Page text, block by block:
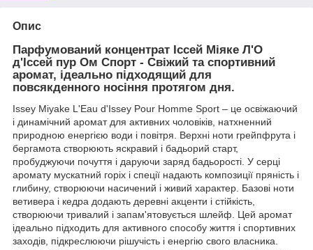
Опис
Парфумований концентрат Іссей Міяке Л'О
д'Іссей пур Ом Спорт - Свіжий та спортивний
аромат, ідеально підходящий для
повсякденного носіння протягом дня.
Issey Miyake L'Eau d'Issey Pour Homme Sport – це освіжаючий
і динамічний аромат для активних чоловіків, натхненний
природною енергією води і повітря. Верхні ноти грейпфрута і
бергамота створюють яскравий і бадьорий старт,
пробуджуючи почуття і даруючи заряд бадьорості. У серці
аромату мускатний горіх і спеції надають композиції пряність і
глибину, створюючи насичений і живий характер. Базові ноти
ветивера і кедра додають деревні акценти і стійкість,
створюючи тривалий і запам'ятовується шлейф. Цей аромат
ідеально підходить для активного способу життя і спортивних
заходів, підкреслюючи рішучість і енергію свого власника.